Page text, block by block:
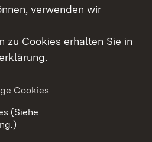
Benutzungshinweise
verwenden wir
zu Cookies erhalten Sie in
Cookies
(Siehe